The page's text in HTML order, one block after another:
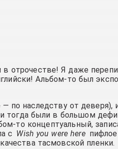
в отрочестве! Я даже
Альбом-то был
по наследству от деверя),
тогда были в большом
то концептуальный,
с Wish you were here
тасмовской пленки.